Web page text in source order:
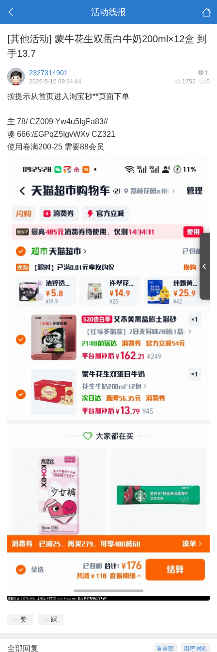
活动线报
[其他活动] 蒙牛花生双蛋白牛奶200ml×12盒 到
手13.7
楼主
2327314901
1752 0
2026-5-16 09:34:44
按提示从首页进入淘宝秒**页面下单
主 78/ CZ009 Yw4u5IgFa83//
凑 666:/₤GPqZ5IgvWXv CZ321
使用卷满200-25 需要88会员
赞 踩
倒序浏览
看全部
全部回复